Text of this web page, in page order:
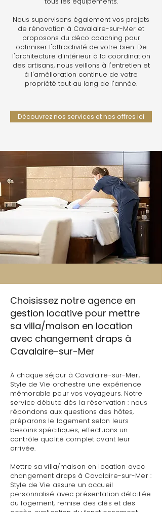
Nous supervisons également vos projets
de rénovation à Cavalaire-sur-Mer et
proposons du déco coaching pour
optimiser l'attractivité de votre bien. De
l'architecture d'intérieur à la coordination
des artisans, nous veillons à l'entretien et
à l'amélioration continue de votre
propriété tout au long de l'année.
Découvrez nos services et nos offres ici
Choisissez notre agence en
gestion locative pour mettre
sa villa/maison en location
avec changement draps à
Cavalaire-sur-Mer
À chaque séjour à Cavalaire-sur-Mer,
Style de Vie orchestre une expérience
mémorable pour vos voyageurs. Notre
service débute dès la réservation : nous
répondons aux questions des hôtes,
préparons le logement selon leurs
besoins spécifiques, effectuons un
contrôle qualité complet avant leur
arrivée.
Mettre sa villa/maison en location avec
changement draps à Cavalaire-sur-Mer :
Style de Vie assure un accueil
personnalisé avec présentation détaillée
du logement, remise des clés et des